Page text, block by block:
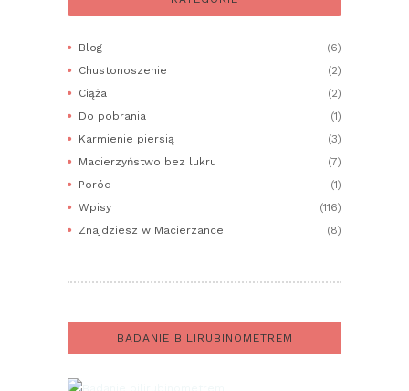
Blog
(6)
Chustonoszenie
(2)
Ciąża
(2)
Do pobrania
(1)
Karmienie piersią
(3)
Macierzyństwo bez lukru
(7)
Poród
(1)
Wpisy
(116)
Znajdziesz w Macierzance:
(8)
BADANIE BILIRUBINOMETREM